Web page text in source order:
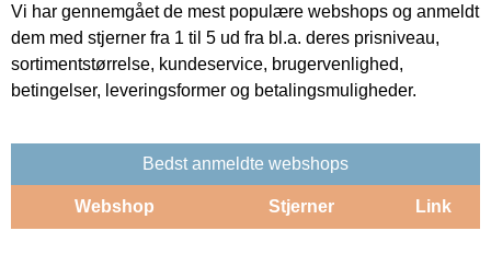
Vi har gennemgået de mest populære webshops og anmeldt
dem med stjerner fra 1 til 5 ud fra bl.a. deres prisniveau,
sortimentstørrelse, kundeservice, brugervenlighed,
betingelser, leveringsformer og betalingsmuligheder.
Bedst anmeldte webshops
Webshop Stjerner Link